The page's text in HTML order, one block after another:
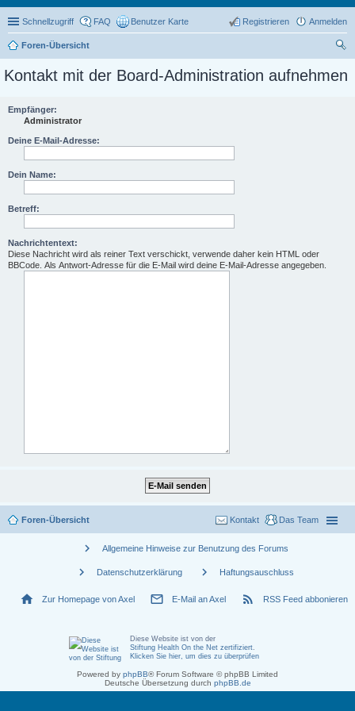
Schnellzugriff FAQ Benutzer Karte Anmelden
Registrieren
Foren-Übersicht
he
Kontakt mit der Board-Administration aufnehmen
Empfänger:
Administrator
Deine E-Mail-Adresse:
Dein Name:
Betreff:
Nachrichtentext:
Diese Nachricht wird als reiner Text verschickt, verwende daher kein HTML oder
BBCode. Als Antwort-Adresse für die E-Mail wird deine E-Mail-Adresse angegeben.
Foren-Übersicht Das Team
Kontakt
chevron_right Allgemeine Hinweise zur Benutzung des Forums
chevron_right Datenschutzerklärung chevron_right Haftungsauschluss
home Zur Homepage von Axel mail_outline E-Mail an Axel rss_feed RSS Feed abbonieren
Diese Website ist von der
Stiftung Health On the Net zertifiziert.
Klicken Sie hier, um dies zu überprüfen
Powered by phpBB® Forum Software © phpBB Limited
Deutsche Übersetzung durch phpBB.de